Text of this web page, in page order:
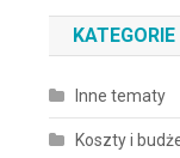
KATEGORIE
Inne tematy
Koszty i